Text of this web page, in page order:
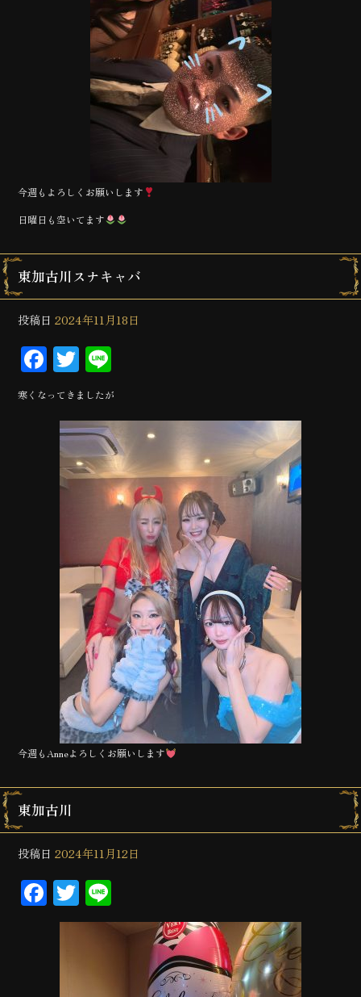
今週もよろしくお願いします
日曜日も空いてます
東加古川スナキャバ
投稿日 2024年11月18日
Facebook
Twitter
寒くなってきましたが
今週もAnneよろしくお願いします
東加古川
投稿日 2024年11月12日
Facebook
Twitter